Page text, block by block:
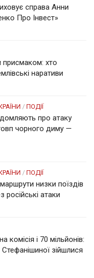
справа Анни
Про Інвест»
присмаком: хто
наративи
/ ПОДІЇ
про атаку
чорного диму —
/ ПОДІЇ
низки поїздів
російські атаки
комісія і 70 мільйонів:
зійшлися